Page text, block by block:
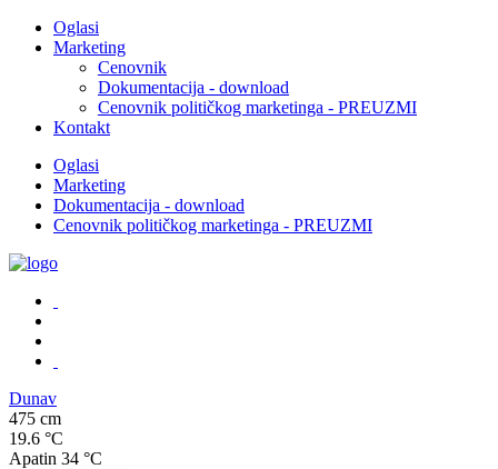
Oglasi
Marketing
Cenovnik
Dokumentacija - download
Cenovnik političkog marketinga - PREUZMI
Kontakt
Oglasi
Marketing
Dokumentacija - download
Cenovnik političkog marketinga - PREUZMI
Dunav
475 cm
19.6 °C
Apatin 34 °C